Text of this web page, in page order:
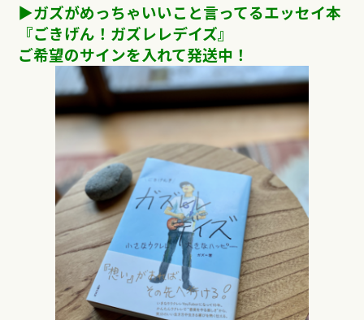
▶︎ガズがめっちゃいいこと言ってるエッセイ本
『ごきげん！ガズレレデイズ』
ご希望のサインを入れて発送中！